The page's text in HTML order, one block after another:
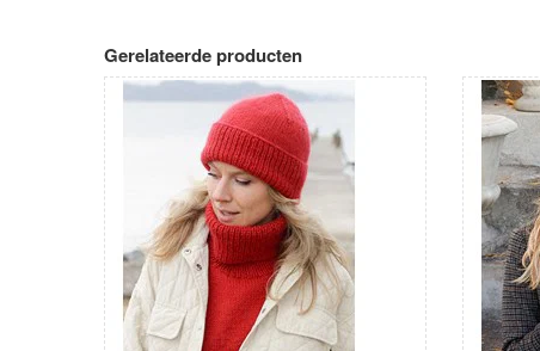
Gerelateerde producten